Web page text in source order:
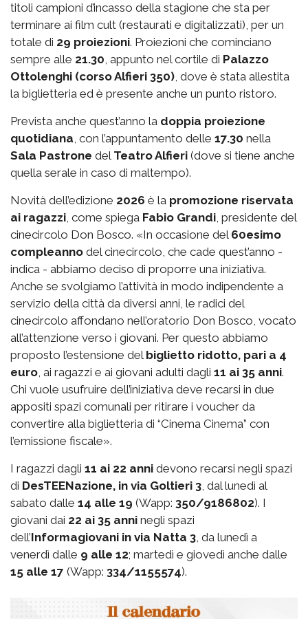
titoli campioni d’incasso della stagione che sta per
terminare ai film cult (restaurati e digitalizzati), per un
totale di 29 proiezioni. Proiezioni che cominciano
sempre alle 21.30, appunto nel cortile di Palazzo
Ottolenghi (corso Alfieri 350), dove è stata allestita
la biglietteria ed è presente anche un punto ristoro.
Prevista anche quest’anno la doppia proiezione
quotidiana, con l’appuntamento delle 17.30 nella
Sala Pastrone del Teatro Alfieri (dove si tiene anche
quella serale in caso di maltempo).
Novità dell’edizione 2026 è la promozione riservata
ai ragazzi, come spiega Fabio Grandi, presidente del
cinecircolo Don Bosco. «In occasione del 60esimo
compleanno del cinecircolo, che cade quest’anno -
indica - abbiamo deciso di proporre una iniziativa.
Anche se svolgiamo l’attività in modo indipendente a
servizio della città da diversi anni, le radici del
cinecircolo affondano nell’oratorio Don Bosco, vocato
all’attenzione verso i giovani. Per questo abbiamo
proposto l’estensione del biglietto ridotto, pari a 4
euro, ai ragazzi e ai giovani adulti dagli 11 ai 35 anni.
Chi vuole usufruire dell’iniziativa deve recarsi in due
appositi spazi comunali per ritirare i voucher da
convertire alla biglietteria di “Cinema Cinema” con
l’emissione fiscale».
I ragazzi dagli 11 ai 22 anni devono recarsi negli spazi
di DesTEENazione, in via Goltieri 3, dal lunedì al
sabato dalle 14 alle 19 (Wapp: 350/9186802). I
giovani dai 22 ai 35 anni negli spazi
dell’Informagiovani in via Natta 3, da lunedì a
venerdì dalle 9 alle 12; martedì e giovedì anche dalle
15 alle 17 (Wapp: 334/1155574).